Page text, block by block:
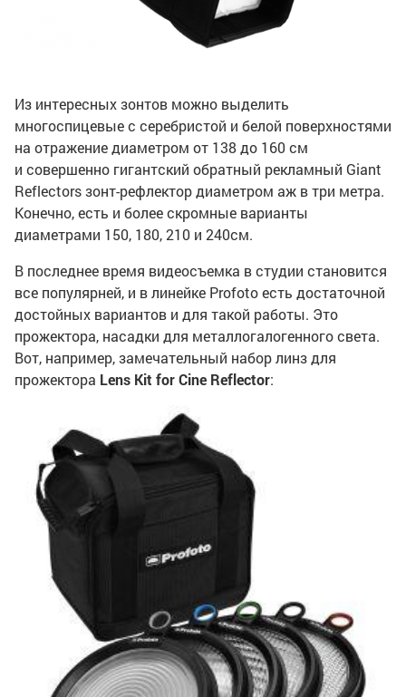
Из интересных зонтов можно выделить
многоспицевые с серебристой и белой поверхностями
на отражение диаметром от 138 до 160 см
и совершенно гигантский обратный рекламный Giant
Reflectorsзонт-рефлектор диаметром аж в три метра.
Конечно, есть и более скромные варианты
диаметрами 150, 180, 210 и 240см.
В последнее время видеосъемка в студии становится
все популярней, и в линейке Profoto есть достаточной
достойных вариантов и для такой работы. Это
прожектора, насадки для металлогалогенного света.
Вот, например, замечательный набор линз для
прожектора Lens Kit for Cine Reflector: